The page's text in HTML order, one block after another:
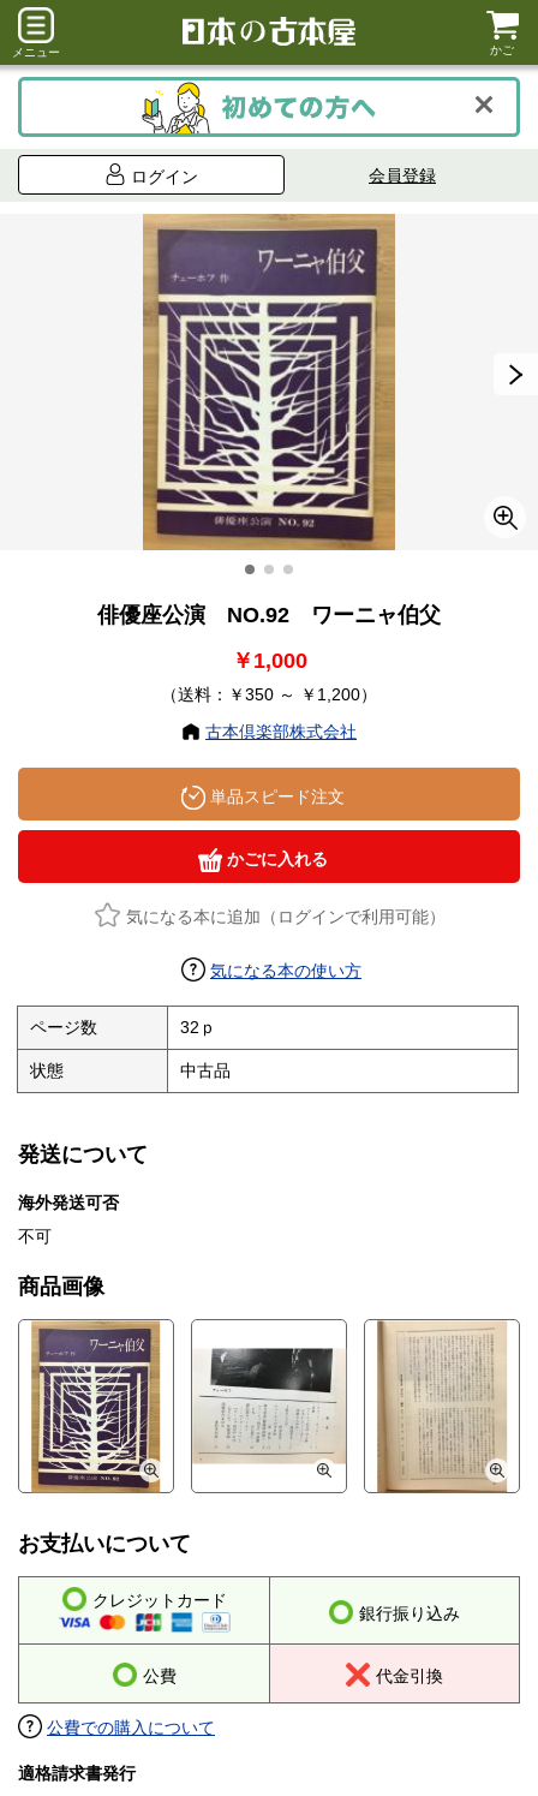
メニュー かご
ログイン 会員登録
俳優座公演 NO.92 ワーニャ伯父
￥1,000
（送料：￥350 ～ ￥1,200）
古本倶楽部株式会社
単品スピード注文
かごに入れる
気になる本に追加（ログインで利用可能）
気になる本の使い方
ページ数 32ｐ
状態 中古品
発送について
海外発送可否
不可
商品画像
お支払いについて
クレジットカード
銀行振り込み
公費 代金引換
公費での購入について
適格請求書発行